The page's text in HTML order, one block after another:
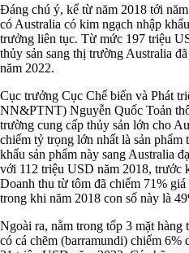
Đáng chú ý, kể từ năm 2018 tới
có Australia có kim ngạch nhập
trưởng liên tục. Từ mức 197 triệu
thủy sản sang thị trường Australia
năm 2022.
Cục trưởng Cục Chế biến và Phát
NN&PTNT) Nguyễn Quốc Toản
trường cung cấp thủy sản lớn cho
chiếm tỷ trọng lớn nhất là sản
khẩu sản phẩm này sang Australia
với 112 triệu USD năm 2018, trước
Doanh thu từ tôm đã chiếm 71%
trong khi năm 2018 con số này là
Ngoài ra, nằm trong tốp 3 mặt hàng
có cá chẽm (barramundi) chiếm 6%